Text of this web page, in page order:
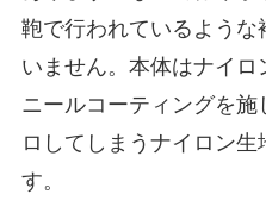
鞄で行われているような
いません。本体はナイ
ニールコーティングを
ロしてしまうナイロン
す。